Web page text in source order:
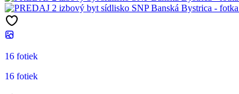
16 fotiek
16 fotiek